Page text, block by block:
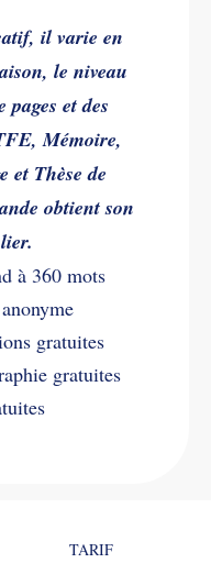
il varie en
le niveau
et des
Mémoire,
et Thèse de
obtient son
à 360 mots
gratuites
gratuites
TARIF